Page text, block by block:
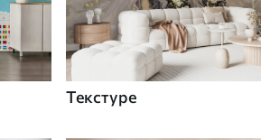
Текстуре